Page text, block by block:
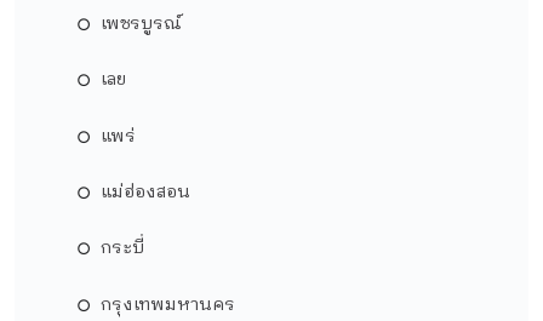
เพชรบูรณ์
เลย
แพร่
แม่ฮ่องสอน
กระบี่
กรุงเทพมหานคร